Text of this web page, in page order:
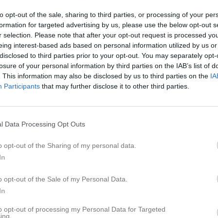
opt-out of the sale, sharing to third parties, or processing of your
for targeted advertising by us, please use the below opt-out
selection. Please note that after your opt-out request is processed
interest-based ads based on personal information utilized by us
to third parties prior to your opt-out. You may separately
of your personal information by third parties on the IAB’s list of
This information may also be disclosed by us to third parties on the
Participants that may further disclose it to other third parties.
Data Processing Opt Outs
opt-out of the Sharing of my personal data.
opt-out of the Sale of my Personal Data.
opt-out of processing my Personal Data for Targeted
drivs som en ideell förening med ca 150 st medlemmar. Båthamnen
sjön Väringen. Hamnen har idag ca 147 st båtplatser med Y-
kan även erbjudas. Plats för trailerförvaring på sommaren.
även bemannad med vakt.
sjö med sina otaliga holmar, småöar och klipphällar.
31,7m över havet och är 19 km2 stor. Största djupet ligger på cirka
mellan Närke och Västmanland. Väringen är en del av vattenflödet till
är Frövibornas sommarparadis med dess många öar, sommarstugor och
barnfamiljer. Under 1930-talet inplanterades Sjögull eller "kanadensisk